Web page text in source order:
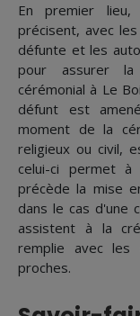
En premier
précisent, avec
défunte et les
pour assurer la
cérémonial à Le
défunt est
moment de la
religieux ou civil,
celui-ci permet à
précède la mise
dans le cas d'une
assistent à la
remplie avec les
proches.